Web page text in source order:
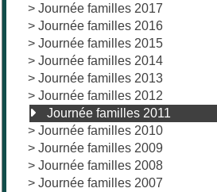
> Journée familles 2017
> Journée familles 2016
> Journée familles 2015
> Journée familles 2014
> Journée familles 2013
> Journée familles 2012
Journée familles 2011
> Journée familles 2010
> Journée familles 2009
> Journée familles 2008
> Journée familles 2007